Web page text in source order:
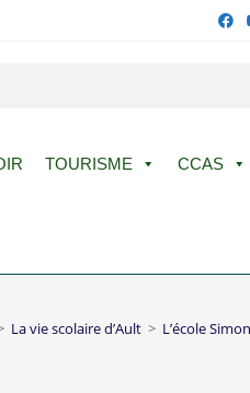
TOURISME CCAS
La vie scolaire d’Ault > L’école